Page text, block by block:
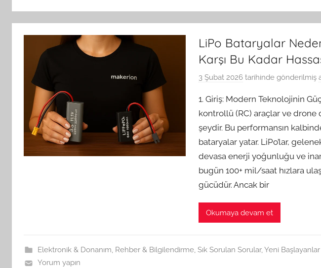
LiPo Bataryalar
Karşı Bu Kadar
3 Şubat 2026tarihinde gönderilmiş
1. Giriş: Modern Teknolojinin
kontrollü (RC) araçlar ve drone
şeydir. Bu performansın
bataryalar yatar. LiPo’lar,
devasa enerji yoğunluğu ve
bugün 100+ mil/saat hızlara
gücüdür. Ancak bir
Okumaya devam et
Elektronik & Donanım, Rehber & Bilgilendirme, Sık Sorulan Sorular,Yeni
Yorum yapın